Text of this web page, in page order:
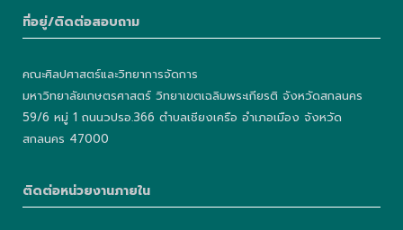
ที่อยู่/ติดต่อสอบถาม
คณะศิลปศาสตร์และวิทยาการจัดการ
มหาวิทยาลัยเกษตรศาสตร์ วิทยาเขตเฉลิมพระเกียรติ จังหวัดสกลนคร
59/6 หมู่ 1 ถนนวปรอ.366 ตำบลเชียงเครือ อำเภอเมือง จังหวัด
สกลนคร 47000
ติดต่อหน่วยงานภายใน